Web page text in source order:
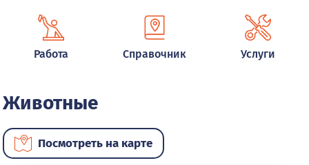
Работа Справочник Услуги
Животные
Посмотреть на карте